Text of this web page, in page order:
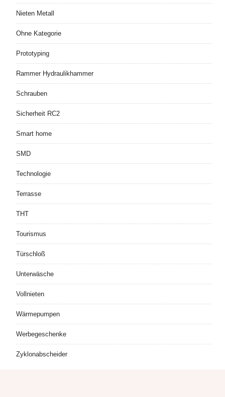
Nieten Metall
Ohne Kategorie
Prototyping
Rammer Hydraulikhammer
Schrauben
Sicherheit RC2
Smart home
SMD
Technologie
Terrasse
THT
Tourismus
Türschloß
Unterwäsche
Vollnieten
Wärmepumpen
Werbegeschenke
Zyklonabscheider